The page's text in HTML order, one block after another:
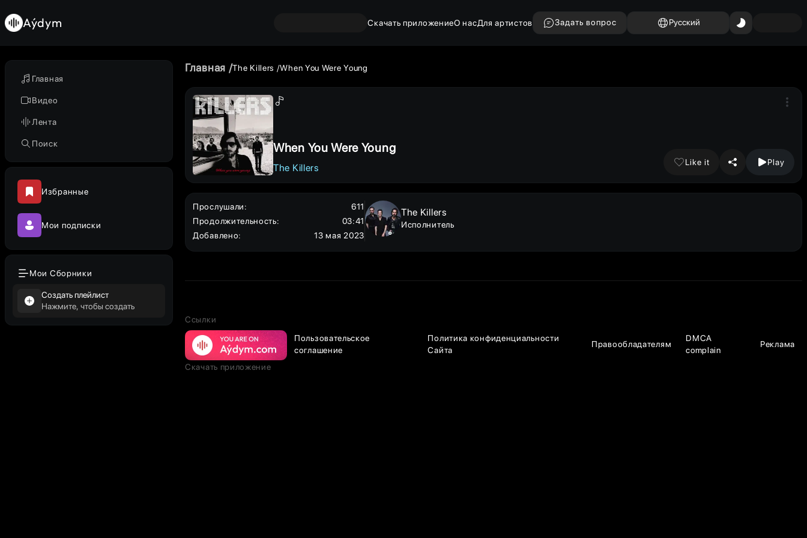
Главная
Видео
Лента
Поиск
Избранные
Мои подписки
Мои Сборники
Создать плейлист
Нажмите, чтобы создать
Aýdym Скачать приложениеО насДля артистов Задать вопрос Русский
Главная The Killers When You Were Young
When You Were Young
The Killers
Like it Play
Прослушали:
611
Продолжительность:
03:41
Добавлено: 13 мая 2023
The Killers
Исполнитель
Ссылки
Пользовательское
соглашение
Политика конфиденциальности
Сайта
Правообладателям
DMCA
complain
Реклама
Скачать приложение